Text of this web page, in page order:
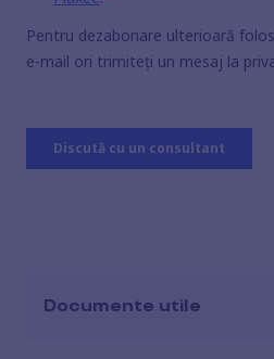
Documente utile